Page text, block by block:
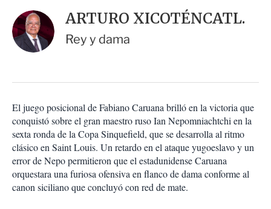
o
n
e
s
c
m
p
a
t
i
r
a
r
ARTURO XICOTÉNCATL.
Rey y dama
El juego posicional de Fabiano Caruana brilló en la victoria que
conquistó sobre el gran maestro ruso Ian Nepomniachtchi en la
sexta ronda de la Copa Sinquefield, que se desarrolla al ritmo
clásico en Saint Louis. Un retardo en el ataque yugoeslavo y un
error de Nepo permitieron que el estadunidense Caruana
orquestara una furiosa ofensiva en flanco de dama conforme al
canon siciliano que concluyó con red de mate.